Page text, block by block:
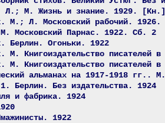
Л.; М. Жизнь и знание. 1929.
М.; Л. Московский рабочий.
М. Московский Парнас. 1922. Сб. 2
Берлин. Огоньки. 1922
М. Книгоиздательство
М. Книгоиздательство
альманах на 1917-1918 гг..
Берлин. Без издательства. 1924
и фабрика. 1924
1922